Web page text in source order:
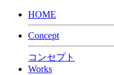
HOME
Concept
コンセプト
Works